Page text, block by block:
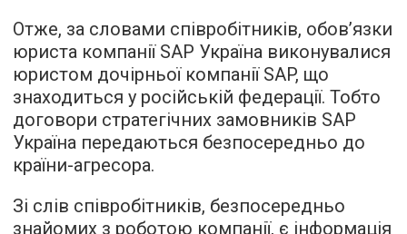
Отже, за словами співробітників, обов’язки
юриста компанії SAP Україна виконувалися
юристом дочірньої компанії SAP, що
знаходиться у російській федерації. Тобто
договори стратегічних замовників SAP
Україна передаються безпосередньо до
країни-агресора.
Зі слів співробітників, безпосередньо
знайомих з роботою компанії, є інформація